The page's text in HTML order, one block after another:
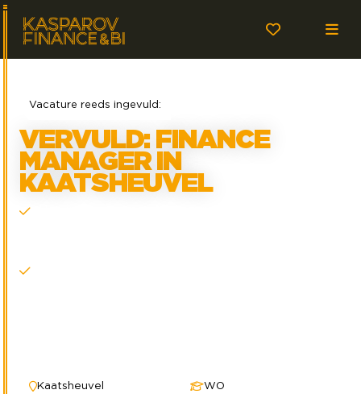
Vacature reeds ingevuld:
VERVULD: FINANCE
MANAGER IN
KAATSHEUVEL
Kaatsheuvel WO